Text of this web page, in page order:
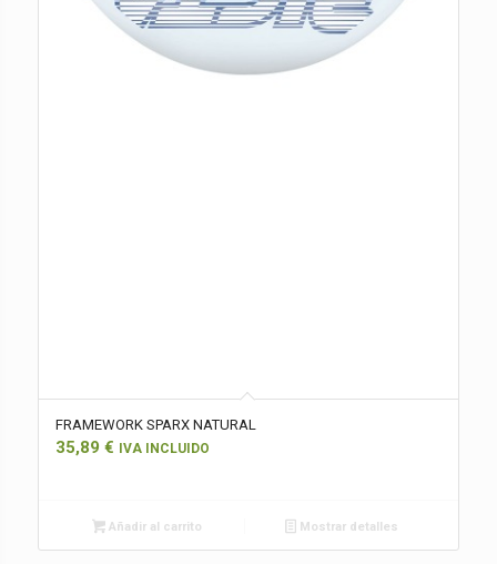
FRAMEWORK SPARX NATURAL
35,89 € IVA INCLUIDO
Añadir al carrito Mostrar detalles